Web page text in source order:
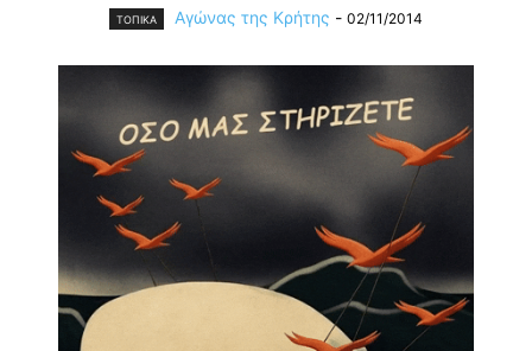
ΤΟΠΙΚΑ Αγώνας της Κρήτης - 02/11/2014